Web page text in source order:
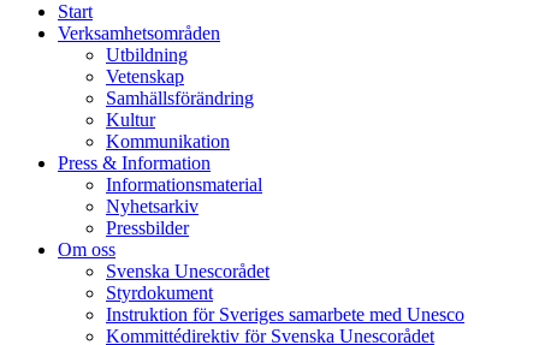
Start
Verksamhetsområden
Utbildning
Vetenskap
Samhällsförändring
Kultur
Kommunikation
Press & Information
Informationsmaterial
Nyhetsarkiv
Pressbilder
Om oss
Svenska Unescorådet
Styrdokument
Instruktion för Sveriges samarbete med Unesco
Kommittédirektiv för Svenska Unescorådet